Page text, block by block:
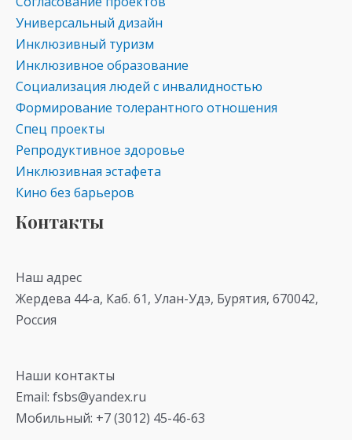
Универсальный дизайн
Инклюзивный туризм
Инклюзивное образование
Социализация людей с инвалидностью
Формирование толерантного отношения
Спец проекты
Репродуктивное здоровье
Инклюзивная эстафета
Кино без барьеров
Контакты
Наш адрес
Жердева 44-а, Каб. 61, Улан-Удэ, Бурятия, 670042,
Россия
Наши контакты
Email: fsbs@yandex.ru
Мобильный: +7 (3012) 45-46-63